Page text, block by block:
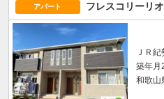
アパート フレスコリーリ
ＪＲ
築年月
和歌山